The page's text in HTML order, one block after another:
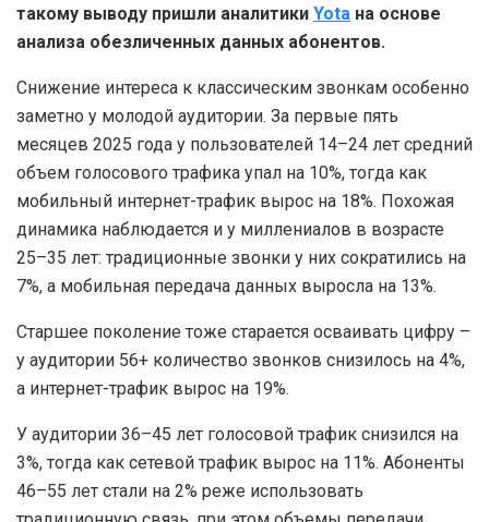
такому выводу пришли аналитики Yota на основе
анализа обезличенных данных абонентов.
Снижение интереса к классическим звонкам особенно
заметно у молодой аудитории. За первые пять
месяцев 2025 года у пользователей 14–24 лет средний
объем голосового трафика упал на 10%, тогда как
мобильный интернет-трафик вырос на 18%. Похожая
динамика наблюдается и у миллениалов в возрасте
25–35 лет: традиционные звонки у них сократились на
7%, а мобильная передача данных выросла на 13%.
Старшее поколение тоже старается осваивать цифру –
у аудитории 56+ количество звонков снизилось на 4%,
а интернет-трафик вырос на 19%.
У аудитории 36–45 лет голосовой трафик снизился на
3%, тогда как сетевой трафик вырос на 11%. Абоненты
46–55 лет стали на 2% реже использовать